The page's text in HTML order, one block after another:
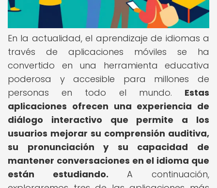
En la actualidad, el aprendizaje de idiomas a
través de aplicaciones móviles se ha
convertido en una herramienta educativa
poderosa y accesible para millones de
personas en todo el mundo. Estas
aplicaciones ofrecen una experiencia de
diálogo interactivo que permite a los
usuarios mejorar su comprensión auditiva,
su pronunciación y su capacidad de
mantener conversaciones en el idioma que
están estudiando. A continuación,